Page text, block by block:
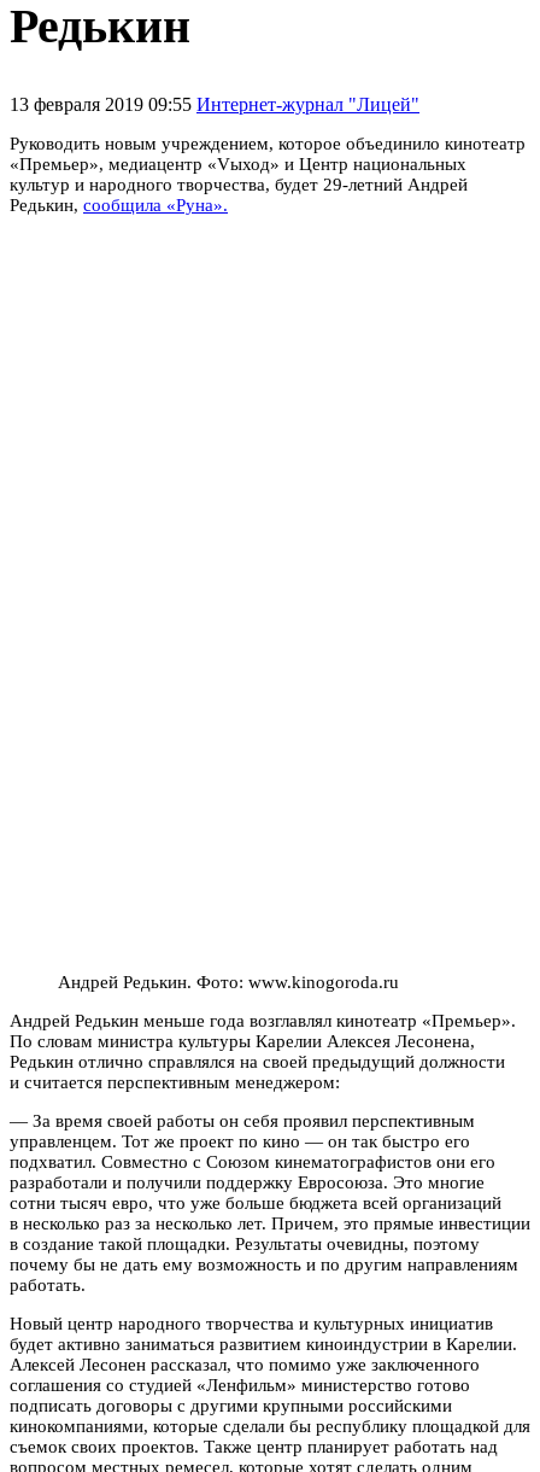
Редькин
13 февраля 2019 09:55 Интернет-журнал "Лицей"
Руководить новым учреждением, которое объединило кинотеатр
«Премьер», медиацентр «Vыход» и Центр национальных
культур и народного творчества, будет 29-летний Андрей
Редькин, сообщила «Руна».
Андрей Редькин. Фото: www.kinogoroda.ru
Андрей Редькин меньше года возглавлял кинотеатр «Премьер».
По словам министра культуры Карелии Алексея Лесонена,
Редькин отлично справлялся на своей предыдущий должности
и считается перспективным менеджером:
— За время своей работы он себя проявил перспективным
управленцем. Тот же проект по кино — он так быстро его
подхватил. Совместно с Союзом кинематографистов они его
разработали и получили поддержку Евросоюза. Это многие
сотни тысяч евро, что уже больше бюджета всей организаций
в несколько раз за несколько лет. Причем, это прямые инвестиции
в создание такой площадки. Результаты очевидны, поэтому
почему бы не дать ему возможность и по другим направлениям
работать.
Новый центр народного творчества и культурных инициатив
будет активно заниматься развитием киноиндустрии в Карелии.
Алексей Лесонен рассказал, что помимо уже заключенного
соглашения со студией «Ленфильм» министерство готово
подписать договоры с другими крупными российскими
кинокомпаниями, которые сделали бы республику площадкой для
съемок своих проектов. Также центр планирует работать над
вопросом местных ремесел, которые хотят сделать одним